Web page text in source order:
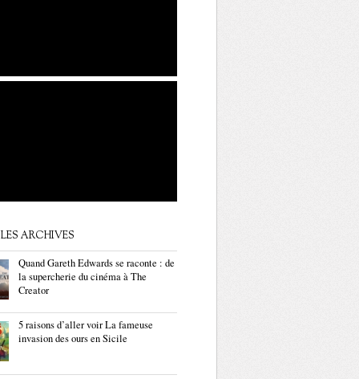
ARCHIVES
Quand Gareth Edwards se raconte : de
la supercherie du cinéma à The
Creator
5 raisons d’aller voir La fameuse
invasion des ours en Sicile